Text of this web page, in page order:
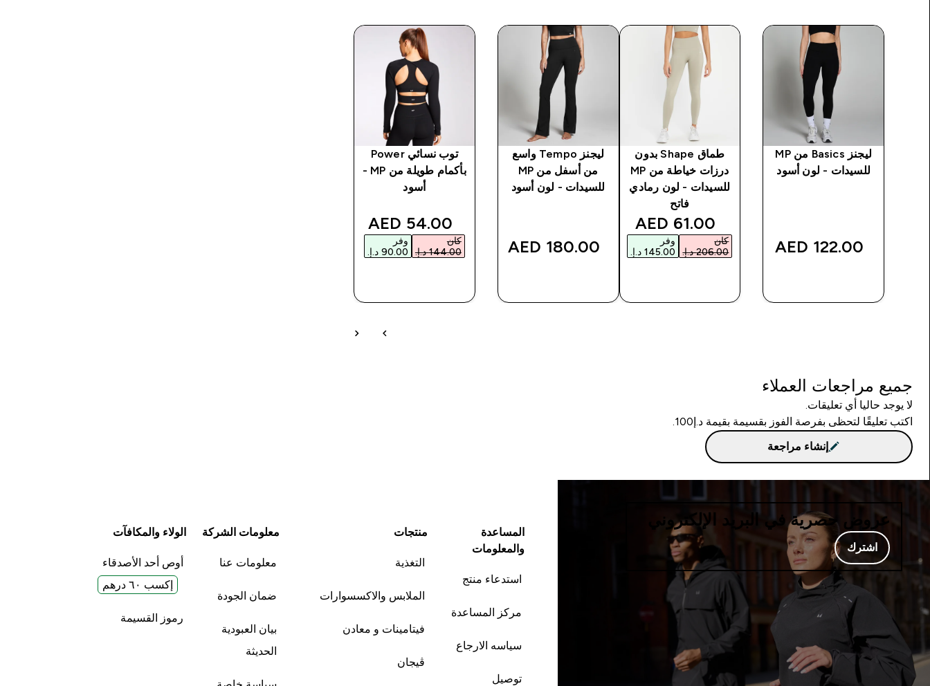
ليجنز Basics من MP
للسيدات - لون أسود
122.00 AED‎
طماق Shape بدون
درزات خياطة من MP
للسيدات - لون رمادي
فاتح
discounted price
61.00 AED‎
كان
‏206.00 د.إ.‏‎
وفر
ليجنز Tempo واسع
من أسفل من MP
للسيدات - لون أسود
180.00 AED‎
توب نسائي Power
بأكمام طويلة من MP -
أسود
discounted price
54.00 AED‎
كان
‏144.00 د.إ.‏‎
وفر
جميع مراجعات العملاء
لا يوجد حاليا أي تعليقات.
اكتب تعليقًا لتحظى بفرصة الفوز بقسيمة بقيمة د.إ100.
إنشاء مراجعة
عروض حصرية في البريد الإلكتروني
اشترك
المساعدة
والمعلومات
استدعاء منتج
مركز المساعدة
سياسه الارجاع
توصيل
منتجات
التغذية
الملابس والاكسسوارات
فيتامينات و معادن
ڤيجان
معلومات الشركة
معلومات عنا
ضمان الجودة
بيان العبودية
الحديثة
الولاء والمكافآت
أوص أحد الأصدقاء
إكسب ٦٠ درهم
رموز القسيمة